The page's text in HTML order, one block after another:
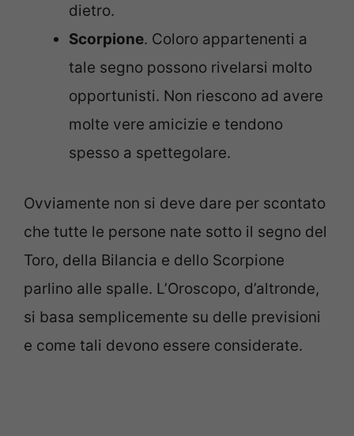
dietro.
Scorpione. Coloro appartenenti a
tale segno possono rivelarsi molto
opportunisti. Non riescono ad avere
molte vere amicizie e tendono
spesso a spettegolare.
Ovviamente non si deve dare per scontato
che tutte le persone nate sotto il segno del
Toro, della Bilancia e dello Scorpione
parlino alle spalle. L’Oroscopo, d’altronde,
si basa semplicemente su delle previsioni
e come tali devono essere considerate.